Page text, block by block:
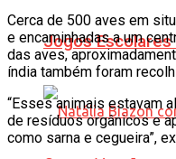
Jogos Escolares
Cerca de 500 aves em
e encaminhadas a um
das aves,
índia também foram
“Esses animais estavam
de resíduos orgânicos e
como sarna e cegueira”,